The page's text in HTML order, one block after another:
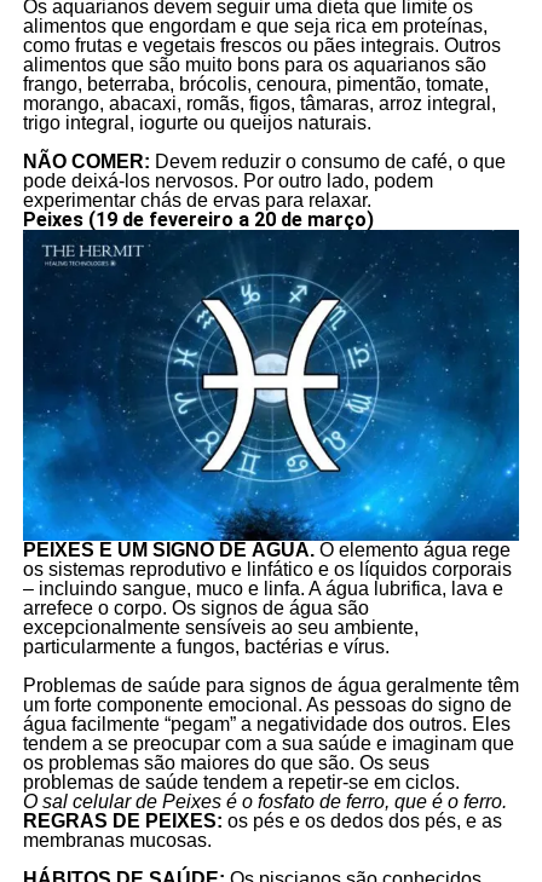
Os aquarianos devem seguir uma dieta que limite os
alimentos que engordam e que seja rica em proteínas,
como frutas e vegetais frescos ou pães integrais. Outros
alimentos que são muito bons para os aquarianos são
frango, beterraba, brócolis, cenoura, pimentão, tomate,
morango, abacaxi, romãs, figos, tâmaras, arroz integral,
trigo integral, iogurte ou queijos naturais.
NÃO COMER: Devem reduzir o consumo de café, o que
pode deixá-los nervosos. Por outro lado, podem
experimentar chás de ervas para relaxar.
Peixes (19 de fevereiro a 20 de março)
PEIXES É UM SIGNO DE ÁGUA.O elemento água rege
os sistemas reprodutivo e linfático e os líquidos corporais
– incluindo sangue, muco e linfa. A água lubrifica, lava e
arrefece o corpo. Os signos de água são
excepcionalmente sensíveis ao seu ambiente,
particularmente a fungos, bactérias e vírus.
Problemas de saúde para signos de água geralmente têm
um forte componente emocional. As pessoas do signo de
água facilmente “pegam” a negatividade dos outros. Eles
tendem a se preocupar com a sua saúde e imaginam que
os problemas são maiores do que são. Os seus
problemas de saúde tendem a repetir-se em ciclos.
O sal celular de Peixes é o fosfato de ferro, que é o ferro.
REGRAS DE PEIXES: os pés e os dedos dos pés, e as
membranas mucosas.